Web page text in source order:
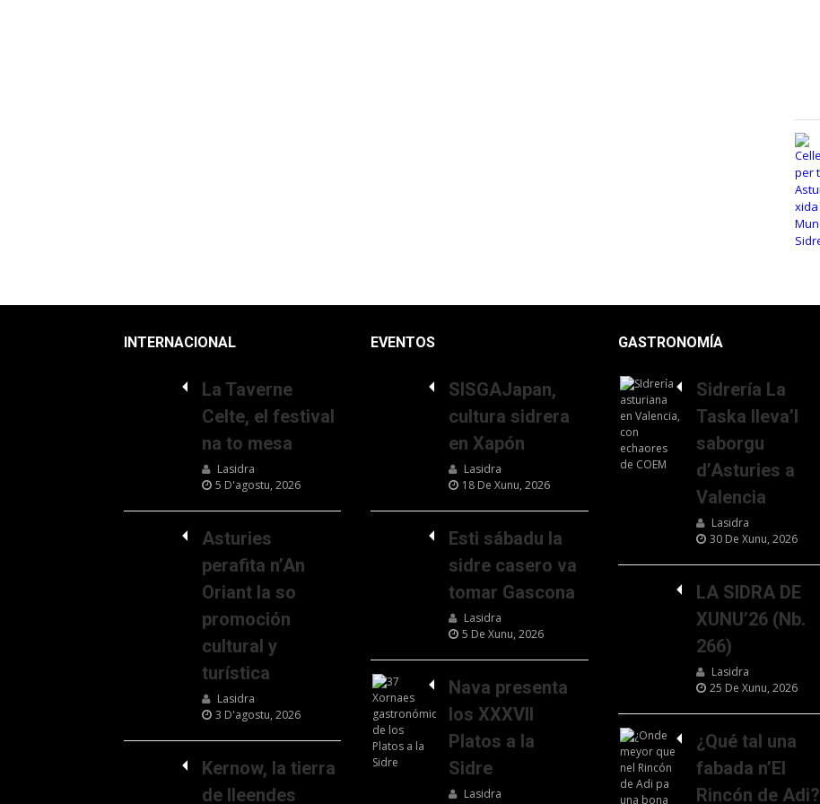
INTERNACIONAL
La Taverne
Celte, el festival
na to mesa
Lasidra
5 D'agostu, 2026
Asturies
perafita n’An
Oriant la so
promoción
cultural y
turística
Lasidra
3 D'agostu, 2026
Kernow, la tierra
de lleendes
EVENTOS
SISGAJapan,
cultura sidrera
en Xapón
Lasidra
18 De Xunu, 2026
Esti sábadu la
sidre casero va
tomar Gascona
Lasidra
5 De Xunu, 2026
Nava presenta
los XXXVII
Platos a la
Sidre
Lasidra
GASTRONOMÍA
Sidrería La
Taska lleva’l
saborgu
d’Asturies a
Valencia
Lasidra
30 De Xunu, 2026
LA SIDRA DE
XUNU’26 (Nb.
266)
Lasidra
25 De Xunu, 2026
¿Qué tal una
fabada n’El
Rincón de Adi?